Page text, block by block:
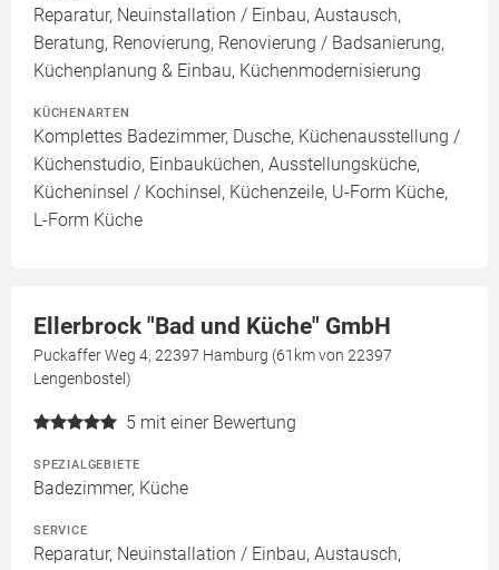
Reparatur, Neuinstallation / Einbau, Austausch,
Beratung, Renovierung, Renovierung / Badsanierung,
Küchenplanung & Einbau, Küchenmodernisierung
KÜCHENARTEN
Komplettes Badezimmer, Dusche, Küchenausstellung /
Küchenstudio, Einbauküchen, Ausstellungsküche,
Kücheninsel / Kochinsel, Küchenzeile, U-Form Küche,
L-Form Küche
Ellerbrock "Bad und Küche" GmbH
Puckaffer Weg 4, 22397 Hamburg (61km von 22397
Lengenbostel)
5 mit einer Bewertung
SPEZIALGEBIETE
Badezimmer, Küche
SERVICE
Reparatur, Neuinstallation / Einbau, Austausch,